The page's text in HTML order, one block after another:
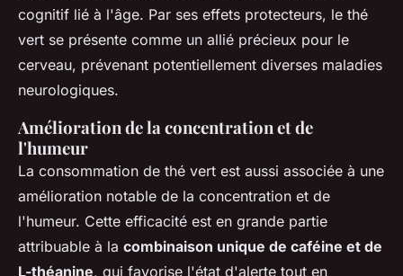
cognitif lié à l'âge. Par ses effets protecteurs, le thé
vert se présente comme un allié précieux pour le
cerveau, prévenant potentiellement diverses maladies
neurologiques.
Amélioration de la concentration et de
l'humeur
La consommation de thé vert est aussi associée à une
amélioration notable de la concentration et de
l'humeur. Cette efficacité est en grande partie
attribuable à la combinaison unique de caféine et de
L-théanine, qui favorise l'état d'alerte tout en